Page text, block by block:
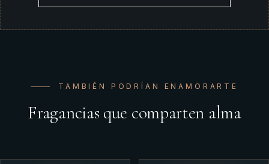
TAMBIÉN PODRÍAN ENAMORARTE
Fragancias que comparten alma